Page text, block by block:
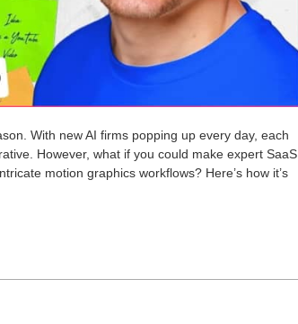
With new AI firms popping up every day, each
However, what if you could make expert SaaS
motion graphics workflows? Here’s how it’s